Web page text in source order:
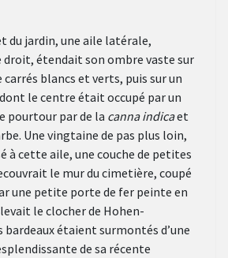
du jardin, une aile latérale,
étendait son ombre vaste sur
carrés blancs et verts, puis sur un
le centre était occupé par un
pourtour par de la canna indicaet
Une vingtaine de pas plus loin,
à cette aile, une couche de petites
le mur du cimetière, coupé
une petite porte de fer peinte en
le clocher de Hohen-
étaient surmontés d’une
de sa récente